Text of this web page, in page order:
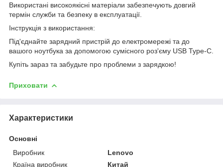
Використані високоякісні матеріали забезпечують довгий
термін служби та безпеку в експлуатації.
Інструкція з використання:
Під'єднайте зарядний пристрій до електромережі та до
вашого ноутбука за допомогою сумісного роз'єму USB Type-C.
Купіть зараз та забудьте про проблеми з зарядкою!
Приховати
Характеристики
Основні
Виробник
Lenovo
Країна виробник
Китай